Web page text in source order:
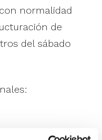
normalidad
de
del sábado